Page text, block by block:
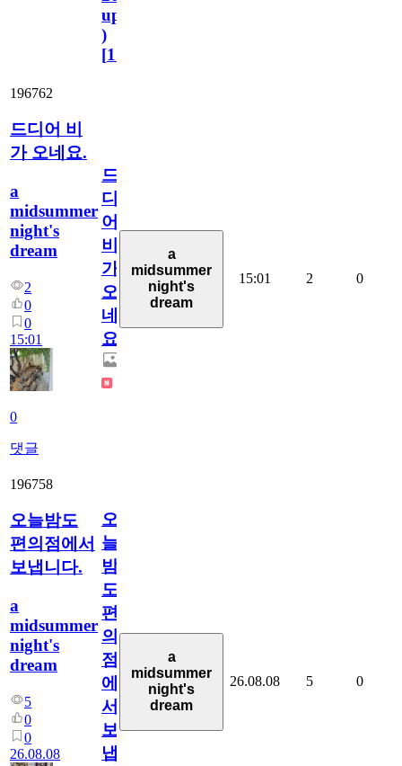
update
)
[110
196762
드디어 비
가 오네요.
a
midsummer
night's
dream
2
0
0
15:01
0
댓글
드
디
어
비
가
오
네
요.
a
midsummer
night's
dream
15:01 2 0
196758
오늘밤도
편의점에서
보냅니다.
a
midsummer
night's
dream
5
0
0
26.08.08
오
늘
밤
도
편
의
점
에
서
보
냅
a
midsummer
night's
dream
26.08.08 5 0